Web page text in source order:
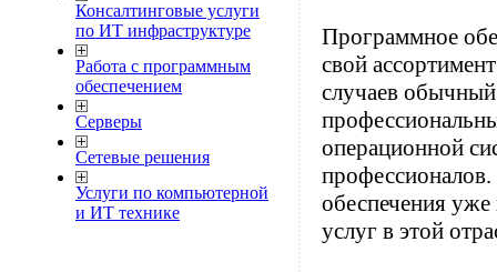
Консалтинговые услуги
по ИТ инфраструктуре
Работа с программным
обеспечением
Серверы
Сетевые решения
Услуги по компьютерной
и ИТ технике
Программное
свой
случаев обычный
операционной
обеспечения
услуг в этой